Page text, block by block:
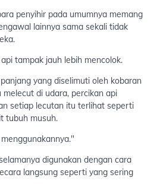
penyihir pada umumnya memang
lainnya sama sekali tidak
tampak jauh lebih mencolok.
yang diselimuti oleh kobaran
di udara, percikan api
setiap lecutan itu terlihat seperti
tubuh musuh.
digunakan dengan cara
langsung seperti yang sering